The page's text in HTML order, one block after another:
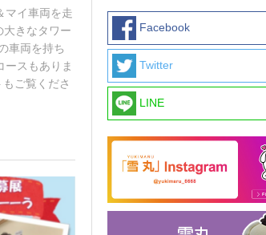
2
6
年
8
月
6
マイ車両を走
きなタワー
車両を持ち
ースもありま
ご覧くださ
Facebook
Twitter
LINE